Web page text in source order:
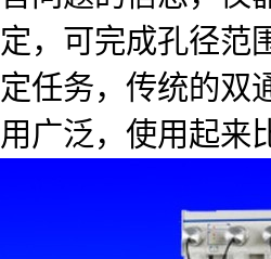
定，可完成孔径范
定任务，传统的双
用广泛，使用起来